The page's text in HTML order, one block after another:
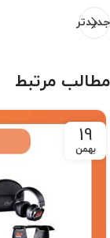
جدیدتر
مطالب مرتبط
19
بهمن